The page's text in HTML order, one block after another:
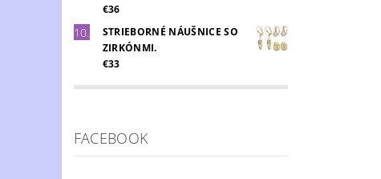
€36
STRIEBORNÉ NÁUŠNICE SO
ZIRKÓNMI.
€33
FACEBOOK